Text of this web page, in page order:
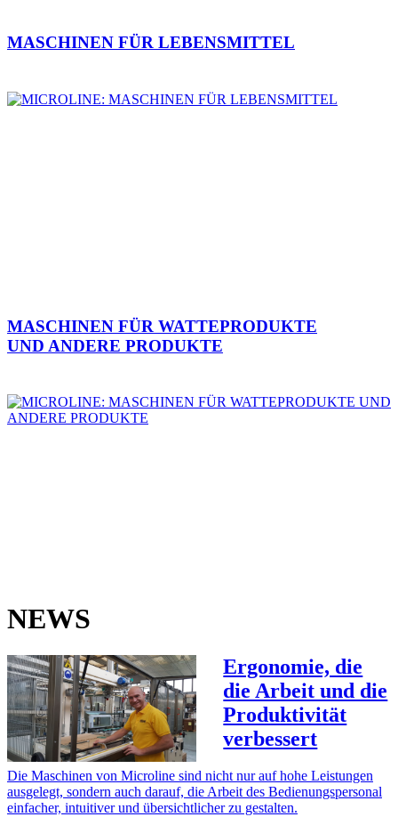
MASCHINEN FÜR LEBENSMITTEL
MASCHINEN FÜR WATTEPRODUKTE
UND ANDERE PRODUKTE
NEWS
Ergonomie, die
die Arbeit und die
Produktivität
verbessert
Die Maschinen von Microline sind nicht nur auf hohe Leistungen
ausgelegt, sondern auch darauf, die Arbeit des Bedienungspersonal
einfacher, intuitiver und übersichtlicher zu gestalten.